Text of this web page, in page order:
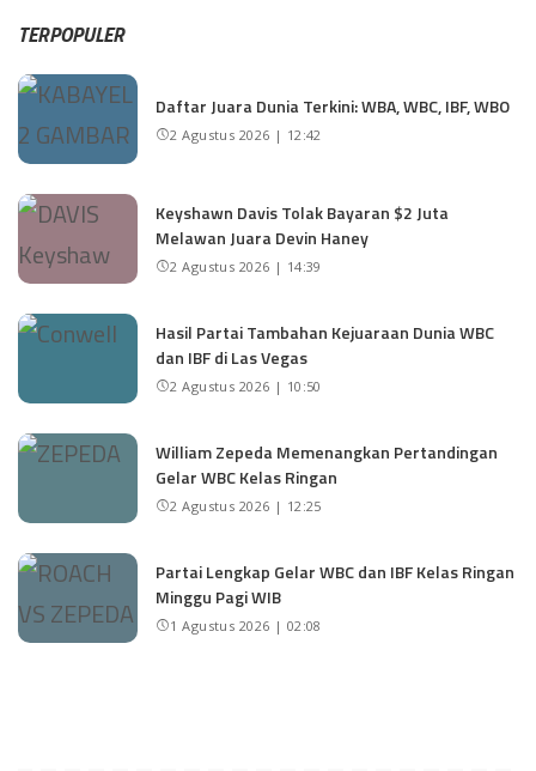
TERPOPULER
Daftar Juara Dunia Terkini: WBA, WBC, IBF, WBO
2 Agustus 2026 | 12:42
Keyshawn Davis Tolak Bayaran $2 Juta
Melawan Juara Devin Haney
2 Agustus 2026 | 14:39
Hasil Partai Tambahan Kejuaraan Dunia WBC
dan IBF di Las Vegas
2 Agustus 2026 | 10:50
William Zepeda Memenangkan Pertandingan
Gelar WBC Kelas Ringan
2 Agustus 2026 | 12:25
Partai Lengkap Gelar WBC dan IBF Kelas Ringan
Minggu Pagi WIB
1 Agustus 2026 | 02:08